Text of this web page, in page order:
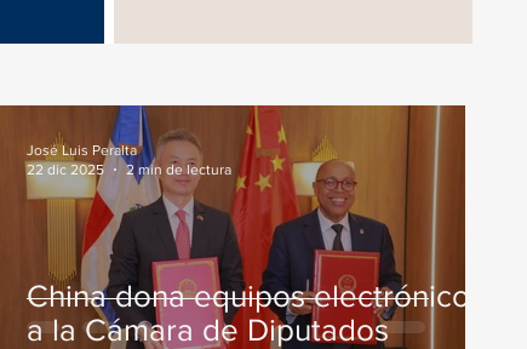
China dona equipos electrónicos
a la Cámara de Diputados
José Luis Peralta
22 dic 2025
2 min de lectura